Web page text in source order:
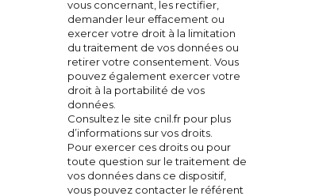
Sécheresse : Le Bar-sur-Loup placé en niveau
25 juillet 2026
vous concernant, les rectifier,
demander leur effacement ou
exercer votre droit à la limitation
du traitement de vos données ou
retirer votre consentement. Vous
pouvez également exercer votre
droit à la portabilité de vos
données.
Consultez le site cnil.fr pour plus
d’informations sur vos droits.
Pour exercer ces droits ou pour
toute question sur le traitement de
vos données dans ce dispositif,
vous pouvez contacter le référent